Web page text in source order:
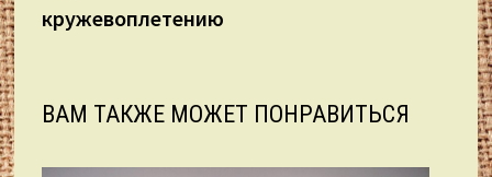
кружевоплетению
ВАМ ТАКЖЕ МОЖЕТ ПОНРАВИТЬСЯ